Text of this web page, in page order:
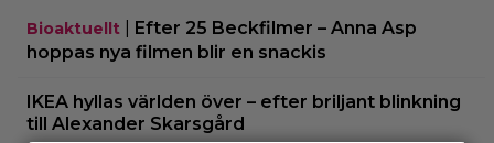
Bioaktuellt
Efter 25 Beckfilmer – Anna Asp
hoppas nya filmen blir en snackis
IKEA hyllas världen över – efter briljant blinkning
till Alexander Skarsgård